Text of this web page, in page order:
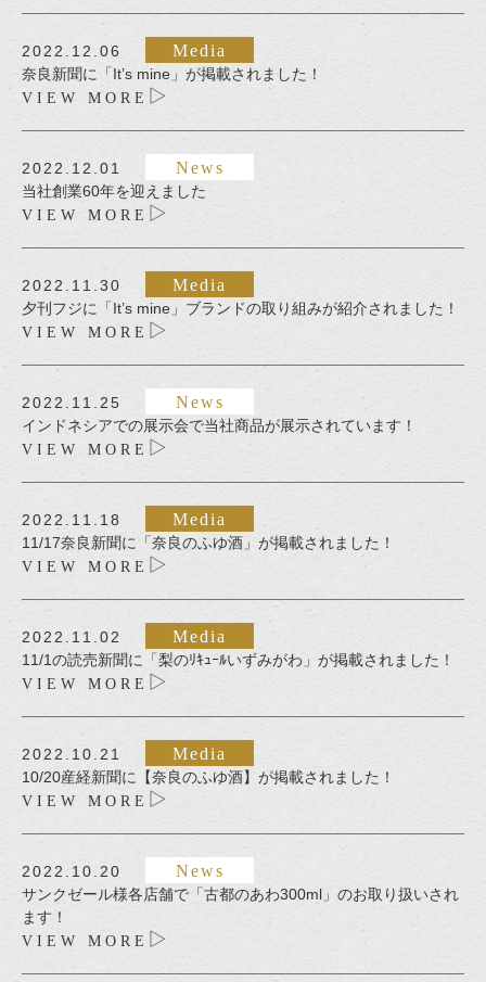
2022.12.06
Media
奈良新聞に「It’s mine」が掲載されました！
VIEW MORE
2022.12.01
News
当社創業60年を迎えました
VIEW MORE
2022.11.30
Media
夕刊フジに「It’s mine」ブランドの取り組みが紹介されました！
VIEW MORE
2022.11.25
News
インドネシアでの展示会で当社商品が展示されています！
VIEW MORE
2022.11.18
Media
11/17奈良新聞に「奈良のふゆ酒」が掲載されました！
VIEW MORE
2022.11.02
Media
11/1の読売新聞に「梨のﾘｷｭｰﾙいずみがわ」が掲載されました！
VIEW MORE
2022.10.21
Media
10/20産経新聞に【奈良のふゆ酒】が掲載されました！
VIEW MORE
2022.10.20
News
サンクゼール様各店舗で「古都のあわ300ml」のお取り扱いされ
ます！
VIEW MORE